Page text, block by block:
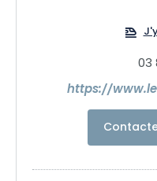
Ressourcez-vous au
partir les tensions
praticiennes avec un
Goûtez à la
03
https://